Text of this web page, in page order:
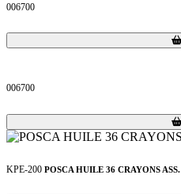
006700
Loading...
Loading...
006700
Loading...
Loading...
KPE-200 POSCA HUILE 36 CRAYONS ASS.